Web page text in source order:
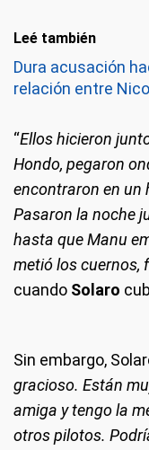
Leé también
Dura acusación
relación entre
“Ellos hicieron
Hondo, pegaron
encontraron en un
Pasaron la noche
hasta que Manu
metió los cuernos,
cuando Solaro
Sin embargo,
gracioso. Están
amiga y tengo la
otros pilotos.